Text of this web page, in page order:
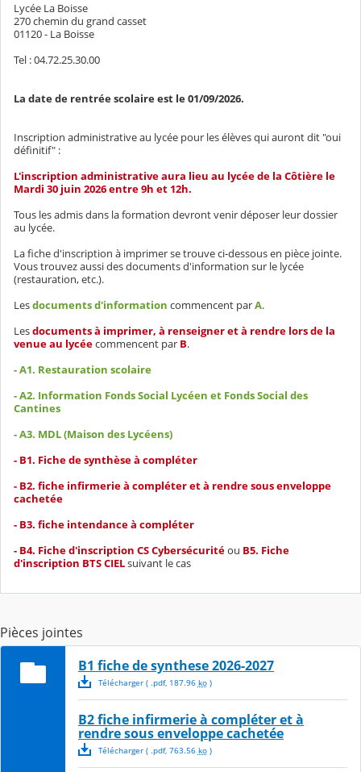
Lycée La Boisse
270 chemin du grand casset
01120 - La Boisse
Tel : 04.72.25.30.00
La date de rentrée scolaire est le 01/09/2026.
Inscription administrative au lycée pour les élèves qui auront dit "oui
définitif" :
L'inscription administrative aura lieu au lycée de la Côtière le
Mardi 30 juin 2026 entre 9h et 12h.
Tous les admis dans la formation devront venir déposer leur dossier
au lycée.
La fiche d'inscription à imprimer se trouve ci-dessous en pièce jointe.
Vous trouvez aussi des documents d'information sur le lycée
(restauration, etc.).
Lesdocuments d'information commencent parA.
Lesdocuments à imprimer, à renseigner et à rendre lors de la
venue au lycéecommencent par B.
- A1. Restauration scolaire
- A2. Information Fonds Social Lycéen et Fonds Social des
Cantines
- A3. MDL (Maison des Lycéens)
- B1. Fiche de synthèse à compléter
- B2. fiche infirmerie à compléter et à rendre sous enveloppe
cachetée
- B3. fiche intendance à compléter
- B4. Fiche d'inscription CS Cybersécuritéou B5. Fiche
d'inscription BTS CIELsuivant le cas
Pièces jointes
B1 fiche de synthese 2026-2027
Télécharger( .pdf, 187.96 ko)
B2 fiche infirmerie à compléter et à
rendre sous enveloppe cachetée
Télécharger( .pdf, 763.56 ko)